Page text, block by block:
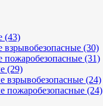
(43)
(30)
(31)
(29)
взрывобезопасные (24)
пожаробезопасные (24)